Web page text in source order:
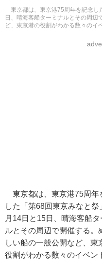
東京都は、東京港75周年を記念し
日、晴海客船ターミナルとその周辺
ど、東京港の役割がわかる数々のイ
東京都は、東京港75周年
した「第68回東京みなと祭
月14日と15日、晴海客船タ
ルとその周辺で開催する。
しい船の一般公開など、東
役割がわかる数々のイベン